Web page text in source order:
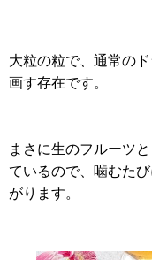
大粒の粒で、通常の
画す存在です。
まさに生のフルーツ
ているので、噛むた
がります。